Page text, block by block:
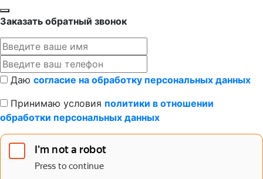
Заказать обратный звонок
Даю согласие на обработку персональных данных
Принимаю условия политики в отношении
обработки персональных данных